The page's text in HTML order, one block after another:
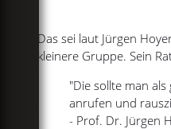
Das sei laut Jürgen
kleinere Gruppe. Sein
"Die sollte man
anrufen und
- Prof. Dr. Jürgen